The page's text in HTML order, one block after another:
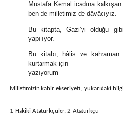
Mustafa Kemal icadına
ben de milletimiz de dâvâcıyız.
Bu kitapta, Gazi’yi olduğu
yapılıyor.
Bu kitabı; hâlis ve kahraman
kurtarmak için
yazıyorum
Milletimizin kahir ekseriyeti, yukarıdaki
1-Hakîki Atatürkçüler, 2-Atatürkçü